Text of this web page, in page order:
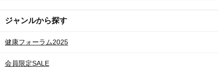
ジャンルから探す
健康フォーラム2025
会員限定SALE